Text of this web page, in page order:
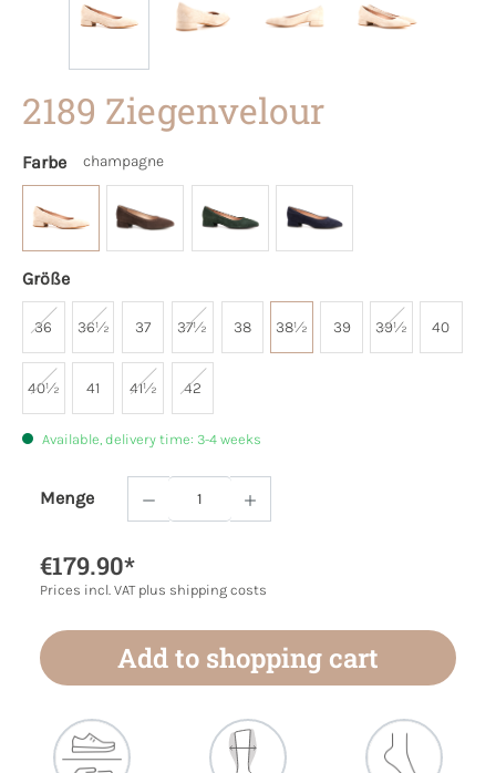
2189 Ziegenvelour
Farbe champagne
Größe
36 36½ 37 37½ 38 38½ 39 39½ 40
40½ 41 41½ 42
Available, delivery time: 3-4 weeks
Menge
Product Quantity: Enter the desired
€179.90*
Prices incl. VAT plus shipping costs
Add to shopping cart